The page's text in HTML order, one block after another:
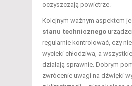
oczyszczają powietrze.
Kolejnym ważnym aspektem
stanu technicznego
regularnie kontrolować, czy
wycieki chłodziwa, a
działają sprawnie. Dobrym
zwrócenie uwagi na dźwięki